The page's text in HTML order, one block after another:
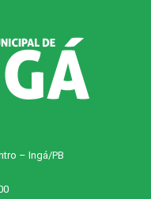
– Ingá/PB